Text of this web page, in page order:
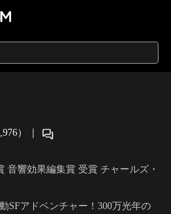
） ｜
音響効果編集賞 受賞 チャールズ・
SFアドベンチャー！300万光年の